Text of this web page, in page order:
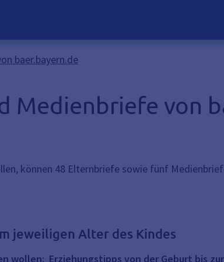
baer.bayern.de
Medienbriefe von
können 48 Elternbriefe sowie fünf
jeweiligen Alter des Kindes
wollen: Erziehungstipps von der Geburt bis